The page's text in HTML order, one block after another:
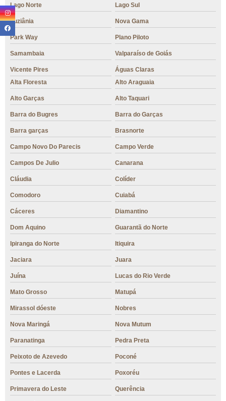
Lago Norte Lago Sul
Luziânia Nova Gama
Park Way Plano Piloto
Samambaia Valparaíso de Goiás
Vicente Pires
Águas Claras
Alta Floresta
Alto Araguaia
Alto Garças Alto Taquari
Barra do Bugres Barra do Garças
Barra garças Brasnorte
Campo Novo Do Parecis Campo Verde
Campos De Julio Canarana
Cláudia Colíder
Comodoro Cuiabá
Cáceres Diamantino
Dom Aquino Guarantã do Norte
Ipiranga do Norte Itiquira
Jaciara Juara
Juína Lucas do Rio Verde
Mato Grosso Matupá
Mirassol dóeste Nobres
Nova Maringá Nova Mutum
Paranatinga Pedra Preta
Peixoto de Azevedo Poconé
Pontes e Lacerda Poxoréu
Primavera do Leste Querência